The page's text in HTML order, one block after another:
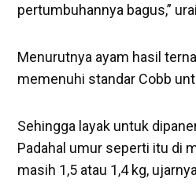
pertumbuhannya bagus,”
Menurutnya ayam hasil
memenuhi standar Cobb
Sehingga layak untuk
Padahal umur seperti itu di
masih 1,5 atau 1,4 kg,